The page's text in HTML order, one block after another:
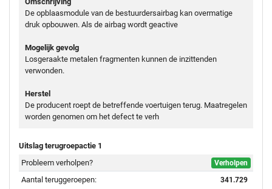
De opblaasmodule van de bestuurdersairbag kan overmatige
druk opbouwen. Als de airbag wordt geactive
Mogelijk gevolg
Losgeraakte metalen fragmenten kunnen de inzittenden
verwonden.
Herstel
De producent roept de betreffende voertuigen terug. Maatregelen
worden genomen om het defect te verh
Uitslag terugroepactie 1
Probleem verholpen?
Verholpen
Aantal teruggeroepen: 341.729